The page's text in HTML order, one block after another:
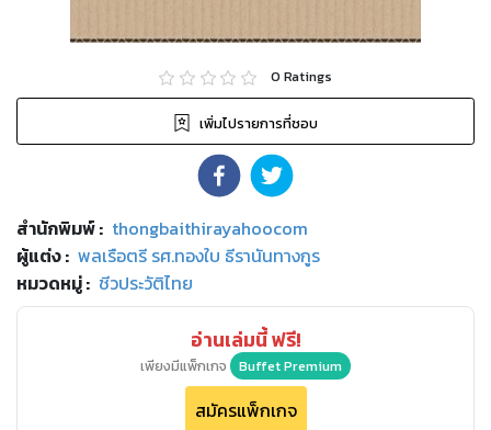
0 Ratings
เพิ่มไปรายการที่ชอบ
สำนักพิมพ์: thongbaithirayahoocom
ผู้แต่ง : พลเรือตรี รศ.ทองใบ ธีรานันทางกูร
หมวดหมู่: ชีวประวัติไทย
อ่านเล่มนี้ ฟรี!
เพียงมีแพ็กเกจ Buffet Premium
สมัครแพ็กเกจ